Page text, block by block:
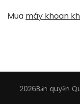
Mua máy khoan
2026Bản quyền